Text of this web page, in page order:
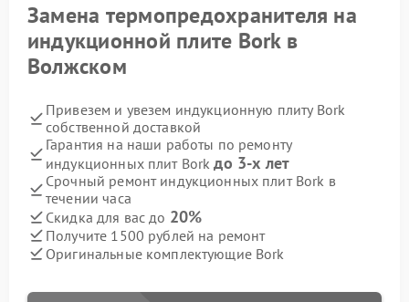
Замена термопредохранителя на
индукционной плите Bork в
Волжском
Привезем и увезем индукционную плиту Bork
собственной доставкой
Гарантия на наши работы по ремонту
индукционных плит Borkдо 3-х лет
Срочный ремонт индукционных плит Bork в
течении часа
Скидка для вас до 20%
Получите 1500 рублей на ремонт
Оригинальные комплектующие Bork